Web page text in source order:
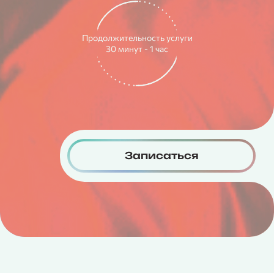
Продолжительность услуги
30 минут - 1 час
Записаться